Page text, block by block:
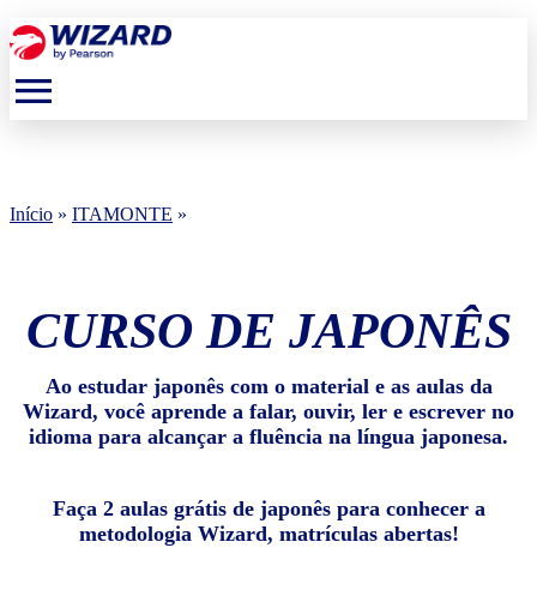
menu
Início » ITAMONTE »
CURSO DE JAPONÊS
Ao estudar japonês com o material e as aulas da
Wizard, você aprende a falar, ouvir, ler e escrever no
idioma para alcançar a fluência na língua japonesa.
Faça 2 aulas grátis de japonês para conhecer a
metodologia Wizard, matrículas abertas!